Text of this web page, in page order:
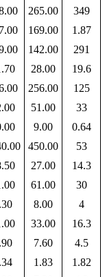
265.00
349
169.00
1.87
142.00
291
28.00
19.6
256.00
125
51.00
33
9.00
0.64
450.00
53
27.00
14.3
61.00
30
8.00
4
33.00
16.3
7.60
4.5
1.83
1.82